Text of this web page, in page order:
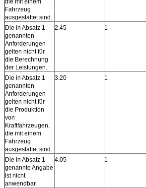
die mit einem
Fahrzeug
ausgestattet sind.
Die in Absatz 1
genannten
Anforderungen
gelten nicht für
die Berechnung
der Leistungen.
2.45 1
Die in Absatz 1
genannten
Anforderungen
gelten nicht für
die Produktion
von
Kraftfahrzeugen,
die mit einem
Fahrzeug
ausgestattet sind.
3.20 1
Die in Absatz 1
genannte Angabe
ist nicht
anwendbar.
4.05 1